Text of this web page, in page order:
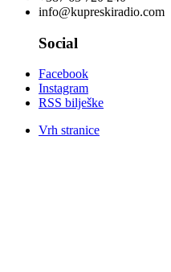
info@kupreskiradio.com
Social
Facebook
Instagram
RSS bilješke
Vrh stranice